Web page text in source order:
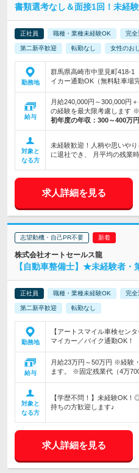
書類選考なし＆面接1回！未経
正社員 職種・業種未経験OK 完全
第二新卒歓迎 転勤なし 女性のお
勤務地
群馬県高崎市中里見町418-1
イカー通勤OK（無料駐車場
給与
月給240,000円～300,000円
の経験を最大限考慮します
初年度の年収： 300～400万円
対象と
なる方
未経験歓迎！人柄や思いや
に退社でき、 月平均の残業
求人詳細を見る
志望動機・自己PR不要
株式会社オートセールス龍
【自動車整備士】★未経験者
正社員 職種・業種未経験OK 完全
第二新卒歓迎 転勤なし
勤務地
【アートスマイル車検セン
マイカー／バイク通勤OK！
給与
月給23万円～50万円 ※経験
ます。 ※固定残業代（4万
対象と
なる方
【学歴不問！】未経験OK
持ちの方歓迎します♪
求人詳細を見る